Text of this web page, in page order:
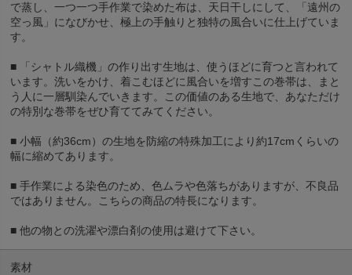
で蒸し、一つ一つ手作業で染めた布は、天日干しにして、「遠州の
空っ風」になびかせ、極上の手触りと独特の風合いに仕上げていま
す。
■ 「シャトル織機」の作り出す生地は、使うほどに育つと言われて
います。洗いをかけ、着こむほどに風合いを増すこの巻帯は、まと
う人に一層馴染んでいきます。この価値のある生地で、あなただけ
の特別な巻帯をぜひ育ててみてください。
■ 小幅（約36cm）の生地を防縮の特殊加工により約17cmくらいの
幅に縮めてあります。
■ 手作業による染色のため、色ムラや色落ちがありますが、不良品
ではありません。こちらの商品の特長になります。
■ 他の物との洗濯や漂白剤の使用は避けて下さい。
素材